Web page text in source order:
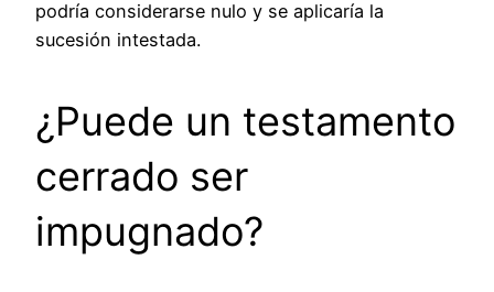
podría considerarse nulo y se aplicaría la
sucesión intestada.
¿Puede un testamento
cerrado ser
impugnado?